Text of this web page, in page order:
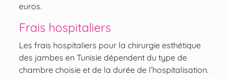
euros.
Frais hospitaliers
Les frais hospitaliers pour la chirurgie esthétique
des jambes en Tunisie dépendent du type de
chambre choisie et de la durée de l’hospitalisation.